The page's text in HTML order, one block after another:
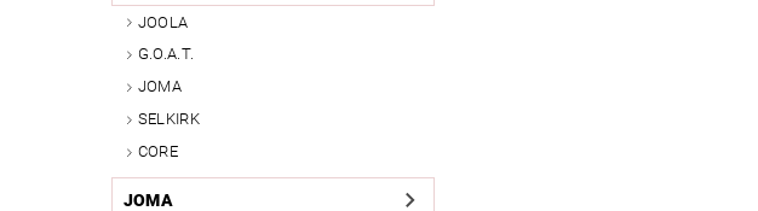
JOOLA
G.O.A.T.
JOMA
SELKIRK
CORE
JOMA